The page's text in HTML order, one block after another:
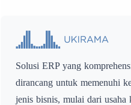
Solusi ERP yang
dirancang untuk memenuhi
jenis bisnis, mulai dari usaha